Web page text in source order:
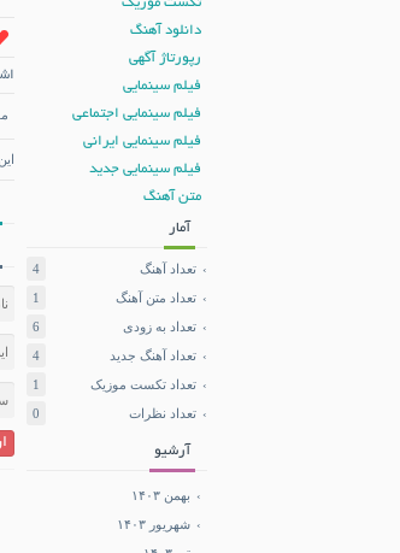
دانلود آهنگ
رپورتاژ آگهی
فیلم سینمایی
فیلم سینمایی اجتماعی
فیلم سینمایی ایرانی
فیلم سینمایی جدید
متن آهنگ
آمار
تعداد آهنگ
4
تعداد متن آهنگ
1
تعداد به زودی
6
تعداد آهنگ جدید
4
تعداد تکست موزیک
1
تعداد نظرات
0
آرشیو
بهمن ۱۴۰۳
شهریور ۱۴۰۳